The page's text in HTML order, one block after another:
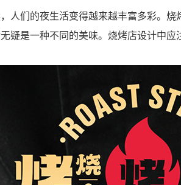
人们的夜生活变得越来越丰富多彩。烧
疑是一种不同的美味。烧烤店设计中应